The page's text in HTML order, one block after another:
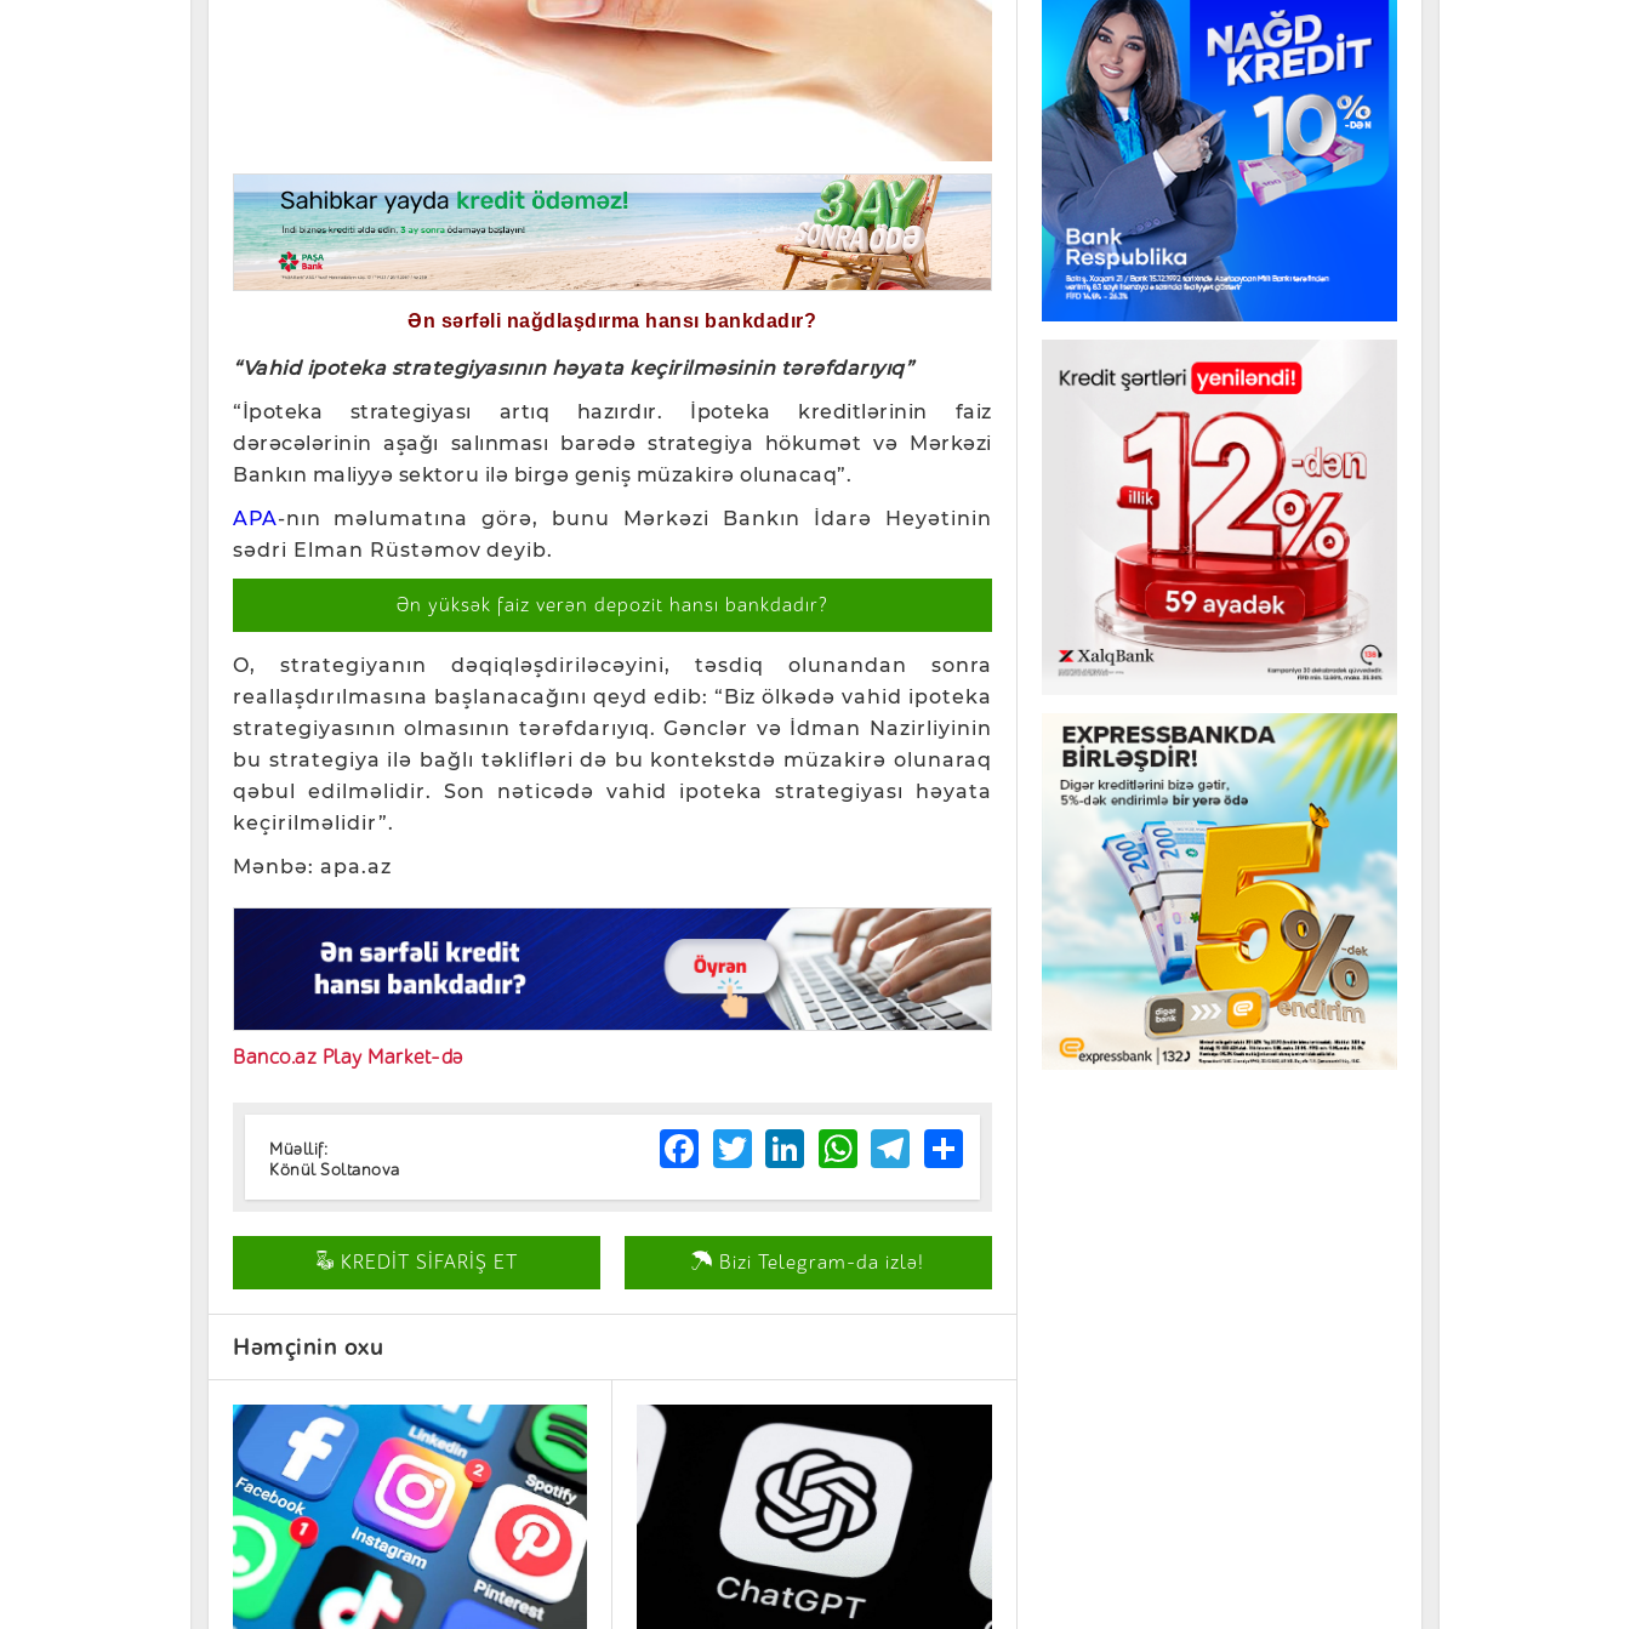
Ən sərfəli nağdlaşdırma hansı bankdadır?
“Vahid ipoteka strategiyasının həyata keçirilməsinin tərəfdarıyıq”
“İpoteka strategiyası artıq hazırdır. İpoteka kreditlərinin faiz
dərəcələrinin aşağı salınması barədə strategiya hökumət və Mərkəzi
Bankın maliyyə sektoru ilə birgə geniş müzakirə olunacaq”.
APA-nın məlumatına görə, bunu Mərkəzi Bankın İdarə Heyətinin
sədri Elman Rüstəmov deyib.
Ən yüksək faiz verən depozit hansı bankdadır?
O, strategiyanın dəqiqləşdiriləcəyini, təsdiq olunandan sonra
reallaşdırılmasına başlanacağını qeyd edib: “Biz ölkədə vahid ipoteka
strategiyasının olmasının tərəfdarıyıq. Gənclər və İdman Nazirliyinin
bu strategiya ilə bağlı təklifləri də bu kontekstdə müzakirə olunaraq
qəbul edilməlidir. Son nəticədə vahid ipoteka strategiyası həyata
keçirilməlidir”.
Mənbə: apa.az
Banco.az Play Market-də
Müəllif:
Könül Soltanova
Facebook
TwitterLinkedIn
WhatsApp
Telegram
Share
KREDİT SİFARİŞ ET Bizi Telegram-da izlə!
Həmçinin oxu